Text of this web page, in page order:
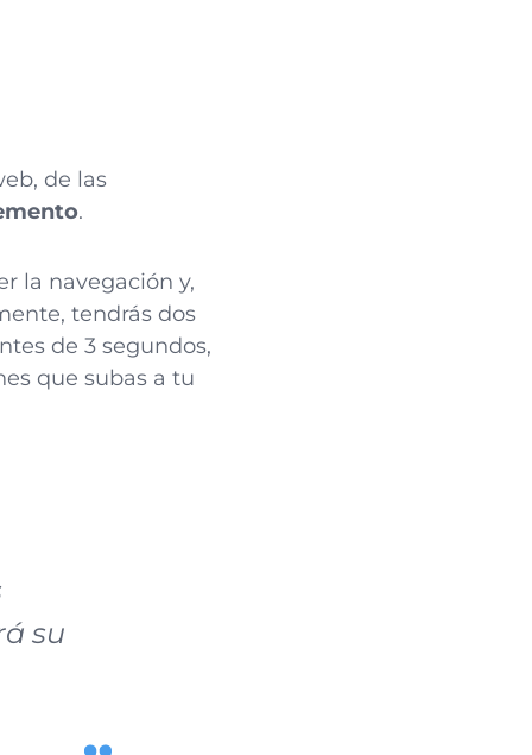
de las
.
la navegación y,
tendrás dos
de 3 segundos,
que subas a tu
su